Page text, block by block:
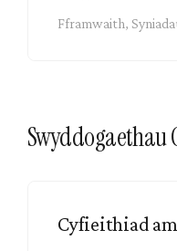
Fframwaith,
Swyddogaethau
Cyfieithiad